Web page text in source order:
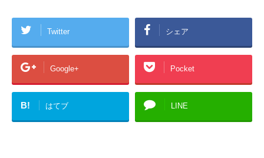
Twitter シェア
Google+ Pocket
B! はてブ LINE